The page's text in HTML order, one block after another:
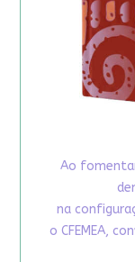
Ao
na
o CFEMEA,